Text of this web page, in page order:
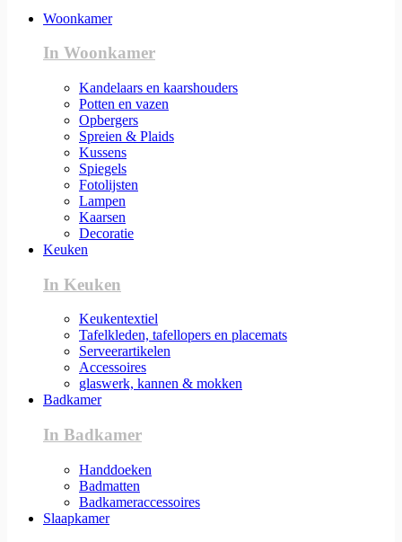
Woonkamer
In Woonkamer
Kandelaars en kaarshouders
Potten en vazen
Opbergers
Spreien & Plaids
Kussens
Spiegels
Fotolijsten
Lampen
Kaarsen
Decoratie
Keuken
In Keuken
Keukentextiel
Tafelkleden, tafellopers en placemats
Serveerartikelen
Accessoires
glaswerk, kannen & mokken
Badkamer
In Badkamer
Handdoeken
Badmatten
Badkameraccessoires
Slaapkamer